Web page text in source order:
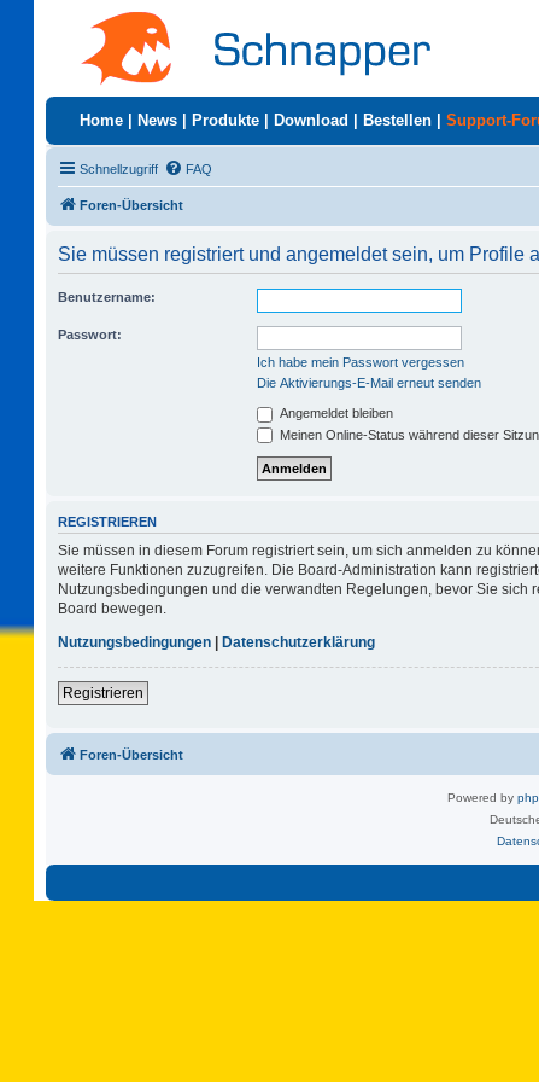
Home News Produkte Download Bestellen Support-
Schnellzugriff FAQ
Foren-Übersicht
Sie müssen registriert und angemeldet sein, um Profile
Benutzername:
Passwort:
Ich habe mein Passwort vergessen
Die Aktivierungs-E-Mail erneut senden
Angemeldet bleiben
Meinen Online-Status während dieser
REGISTRIEREN
Sie müssen in diesem Forum registriert sein, um sich anmelden zu
weitere Funktionen zuzugreifen. Die Board-Administration kann
Nutzungsbedingungen und die verwandten Regelungen, bevor Sie
Board bewegen.
Nutzungsbedingungen | Datenschutzerklärung
Registrieren
Foren-Übersicht
Powered by